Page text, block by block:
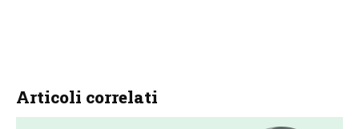
Articoli correlati